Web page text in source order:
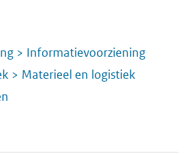
> Informatievoorziening
> Materieel en logistiek